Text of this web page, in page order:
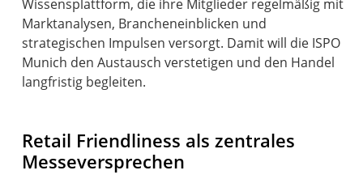
Wissensplattform, die ihre Mitglieder regelmäßig mit
Marktanalysen, Brancheneinblicken und
strategischen Impulsen versorgt. Damit will die ISPO
Munich den Austausch verstetigen und den Handel
langfristig begleiten.
Retail Friendliness als zentrales
Messeversprechen